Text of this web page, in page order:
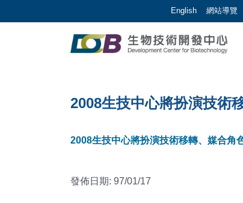
English 網站導覽
生物技術開發中
2008生技中心將扮演技術
2008生技中心將扮演技術移轉、媒合角
發佈日期: 97/01/17